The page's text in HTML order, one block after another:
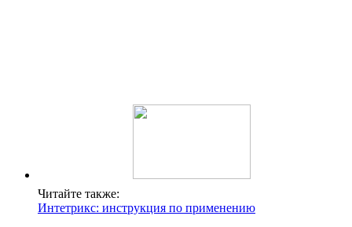
Читайте также:
Интетрикс: инструкция по применению